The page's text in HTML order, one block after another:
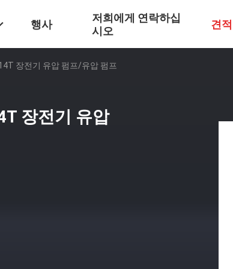
행사
저희에게 연락하십
시오
견
장전기 유압 펌프/유압 펌프
장전기 유압